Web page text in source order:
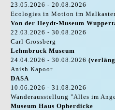
23.05.2026 - 20.08.2026
Ecologies in Motion im
Von der Heydt-Museum
22.03.2026 - 30.08.2026
Carl Grossberg
Lehmbruck Museum
24.04.2026 - 30.08.2026
Anish Kapoor
DASA
10.06.2026 - 31.08.2026
Wanderausstellung "Alles im
Museum Haus Opherdicke